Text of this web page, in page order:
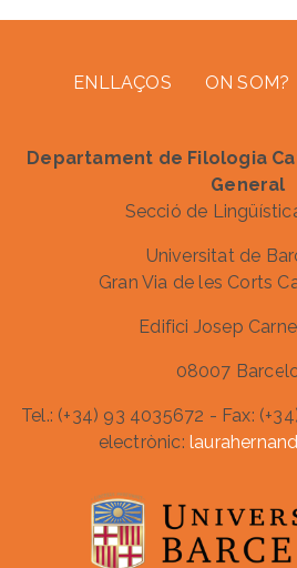
menu
ENLLAÇOS ON SOM?
Departament de Filologia
General
Secció de
Universitat de
Gran Via de les Corts
Edifici Josep
08007
Tel.: (+34) 93 4035672 - Fax:
electrònic: